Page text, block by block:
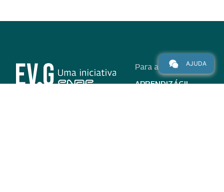
Para alunos
APRENDIZÁGIL
AJUDA